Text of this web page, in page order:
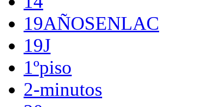
19AÑOSENLAC
19J
1ºpiso
2-minutos